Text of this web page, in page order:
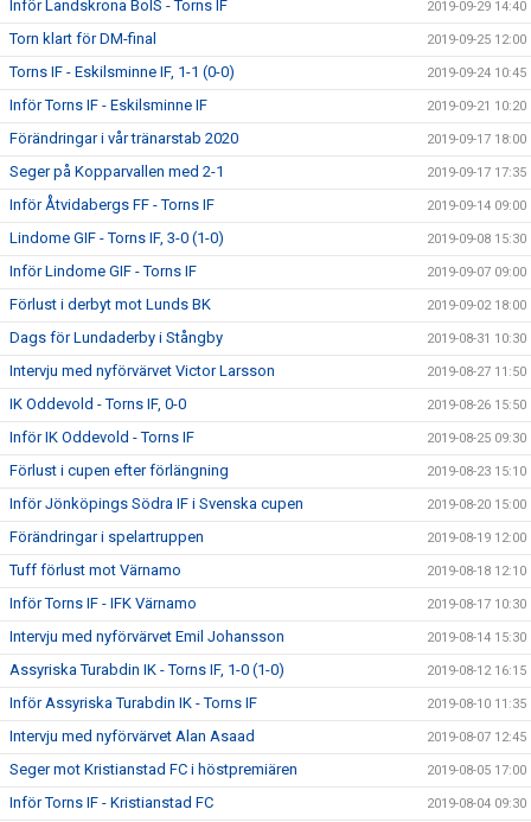
Inför Landskrona BoIS - Torns IF 2019-09-29 14:40
Torn klart för DM-final 2019-09-25 12:00
Torns IF - Eskilsminne IF, 1-1 (0-0) 2019-09-24 10:45
Inför Torns IF - Eskilsminne IF 2019-09-21 10:20
Förändringar i vår tränarstab 2020 2019-09-17 18:00
Seger på Kopparvallen med 2-1 2019-09-17 17:35
Inför Åtvidabergs FF - Torns IF 2019-09-14 09:00
Lindome GIF - Torns IF, 3-0 (1-0) 2019-09-08 15:30
Inför Lindome GIF - Torns IF 2019-09-07 09:00
Förlust i derbyt mot Lunds BK 2019-09-02 18:00
Dags för Lundaderby i Stångby 2019-08-31 10:30
Intervju med nyförvärvet Victor Larsson 2019-08-27 11:50
IK Oddevold - Torns IF, 0-0 2019-08-26 15:50
Inför IK Oddevold - Torns IF 2019-08-25 09:30
Förlust i cupen efter förlängning 2019-08-23 15:10
Inför Jönköpings Södra IF i Svenska cupen 2019-08-20 15:00
Förändringar i spelartruppen 2019-08-19 12:00
Tuff förlust mot Värnamo 2019-08-18 12:10
Inför Torns IF - IFK Värnamo 2019-08-17 10:30
Intervju med nyförvärvet Emil Johansson 2019-08-14 15:30
Assyriska Turabdin IK - Torns IF, 1-0 (1-0) 2019-08-12 16:15
Inför Assyriska Turabdin IK - Torns IF 2019-08-10 11:35
Intervju med nyförvärvet Alan Asaad 2019-08-07 12:45
Seger mot Kristianstad FC i höstpremiären 2019-08-05 17:00
Inför Torns IF - Kristianstad FC 2019-08-04 09:30